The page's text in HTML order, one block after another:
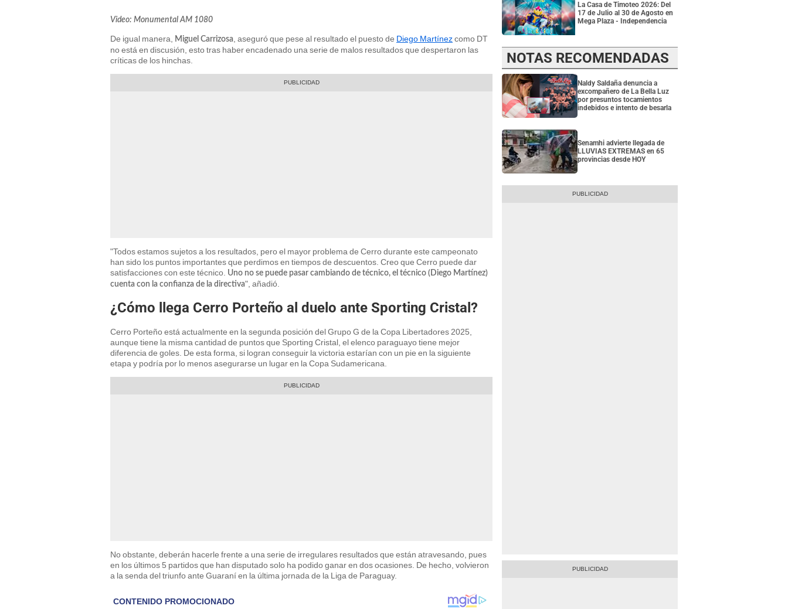
Video: Monumental AM 1080
De igual manera, Miguel Carrizosa , aseguró que pese al resultado el puesto de Diego Martínezcomo DT
no está en discusión, esto tras haber encadenado una serie de malos resultados que despertaron las
críticas de los hinchas.
"Todos estamos sujetos a los resultados, pero el mayor problema de Cerro durante este campeonato
han sido los puntos importantes que perdimos en tiempos de descuentos. Creo que Cerro puede dar
satisfacciones con este técnico. Uno no se puede pasar cambiando de técnico, el técnico (Diego Martínez)
cuenta con la confianza de la directiva", añadió.
¿Cómo llega Cerro Porteño al duelo ante Sporting Cristal?
Cerro Porteño está actualmente en la segunda posición del Grupo G de la Copa Libertadores 2025,
aunque tiene la misma cantidad de puntos que Sporting Cristal, el elenco paraguayo tiene mejor
diferencia de goles. De esta forma, si logran conseguir la victoria estarían con un pie en la siguiente
etapa y podría por lo menos asegurarse un lugar en la Copa Sudamericana.
No obstante, deberán hacerle frente a una serie de irregulares resultados que están atravesando, pues
en los últimos 5 partidos que han disputado solo ha podido ganar en dos ocasiones. De hecho, volvieron
a la senda del triunfo ante Guaraní en la última jornada de la Liga de Paraguay.
La Casa de Timoteo 2026: Del
17 de Julio al 30 de Agosto en
Mega Plaza - Independencia
NOTAS RECOMENDADAS
Naldy Saldaña denuncia a
excompañero de La Bella Luz
por presuntos tocamientos
indebidos e intento de besarla
Senamhi advierte llegada de
LLUVIAS EXTREMAS en 65
provincias desde HOY